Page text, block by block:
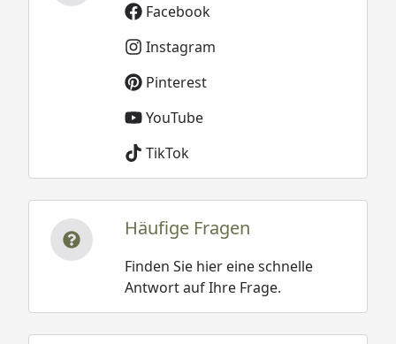
Facebook
Instagram
Pinterest
YouTube
TikTok
Häufige Fragen
Finden Sie hier eine schnelle
Antwort auf Ihre Frage.